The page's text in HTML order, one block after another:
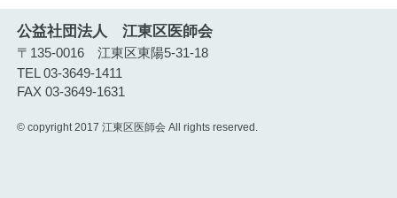
公益社団法人 江東区医師会
〒135-0016 江東区東陽5-31-18
TEL 03-3649-1411
FAX 03-3649-1631
© copyright 2017 江東区医師会 All rights reserved.